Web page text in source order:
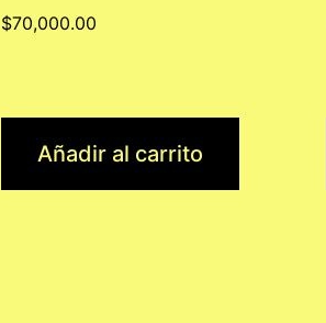
$70,000.00
Añadir al carrito